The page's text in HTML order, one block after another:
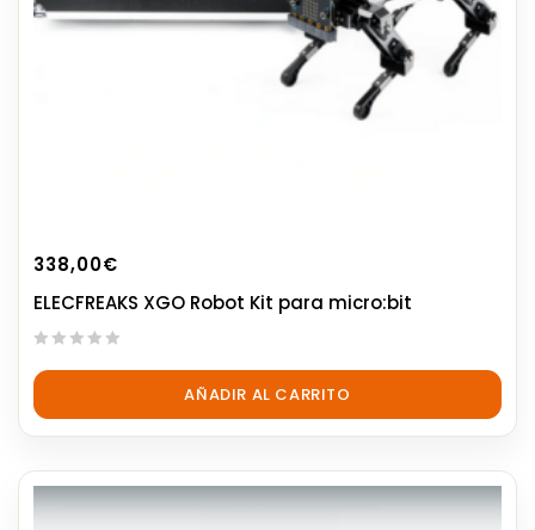
338,00€
ELECFREAKS XGO Robot Kit para micro:bit
out
5
AÑADIR AL CARRITO